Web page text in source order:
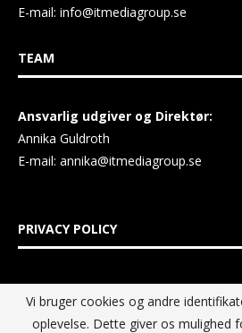
E-mail: info@itmediagroup.se
TEAM
Ansvarlig udgiver og Direktør:
Annika Guldroth
E-mail: annika@itmediagroup.se
PRIVACY POLICY
IT MEDIA GROUP Data Privacy Policy
Vi bruger cookies og andre
oplevelse. Dette giver os mulighed